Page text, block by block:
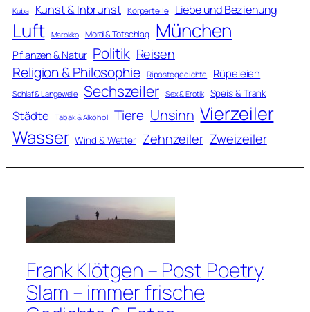
Kuba Kunst & Inbrunst Körperteile Liebe und Beziehung
Luft Marokko Mord & Totschlag München
Pflanzen & Natur Politik Reisen
Religion & Philosophie Ripostegedichte Rüpeleien
Schlaf & Langeweile Sechszeiler Sex & Erotik Speis & Trank
Städte Tabak & Alkohol Tiere Unsinn Vierzeiler
Wasser Wind & Wetter Zehnzeiler Zweizeiler
Frank Klötgen – Post Poetry
Slam – immer frische